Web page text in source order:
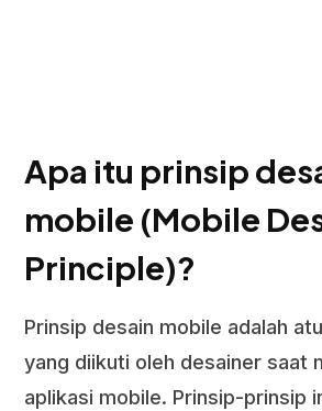
Apa itu prinsip
mobile (Mobile
Principle)?
Prinsip desain mobile adalah
yang diikuti oleh desainer saat
aplikasi mobile. Prinsip-prinsip